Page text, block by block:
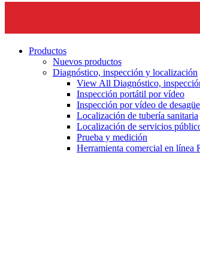
Productos
Nuevos productos
Diagnóstico, inspección y localización
View All Diagnóstico,
Inspección portátil por vídeo
Inspección por vídeo de
Localización de tubería sanitaria
Localización de servicios
Prueba y medición
Herramienta comercial en